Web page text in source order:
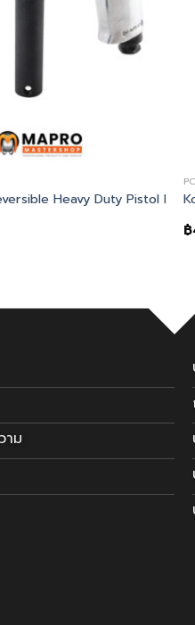
Heavy Duty Pistol Drill
฿
าม